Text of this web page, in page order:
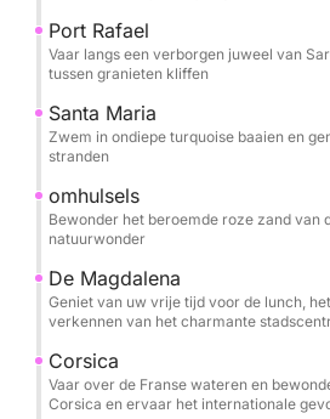
Maria. De reis gaat verder naar
Budelli, de thuisbasis van het
Rosa (Roze Strand) – een
stukje kustlijn dat bekend staat
tinten en ongerepte schoonheid.
's Middags meren we aan in La
vrije tijd heeft om de charmante
lunch, koop lokaal handwerk of
door de kleurrijke straten van
Cala Corsara op Spargi, perfect
duik in het heldere,
Port Rafael
Vaar langs een verborgen juweel van
tussen granieten kliffen
Santa Maria
Zwem in ondiepe turquoise baaien en
stranden
omhulsels
Bewonder het beroemde roze zand van
natuurwonder
De Magdalena
Geniet van uw vrije tijd voor de lunch,
verkennen van het charmante
Corsica
Vaar over de Franse wateren en
Corsica en ervaar het internationale